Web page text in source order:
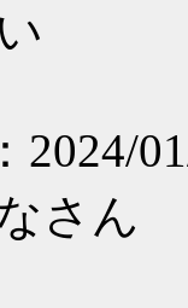
：2024/
さん